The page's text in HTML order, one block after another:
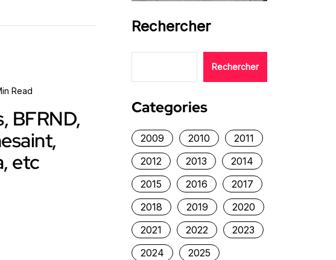
Read
BFRND,
etc
Rechercher
Rechercher
Categories
2009 2010
2011
2012
2013
2014
2015
2016
2017
2018
2019
2020
2021
2022
2023
2024
2025